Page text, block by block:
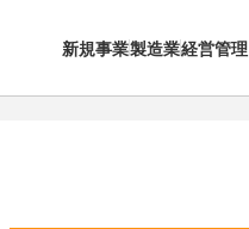
新規事業製造業経営管理